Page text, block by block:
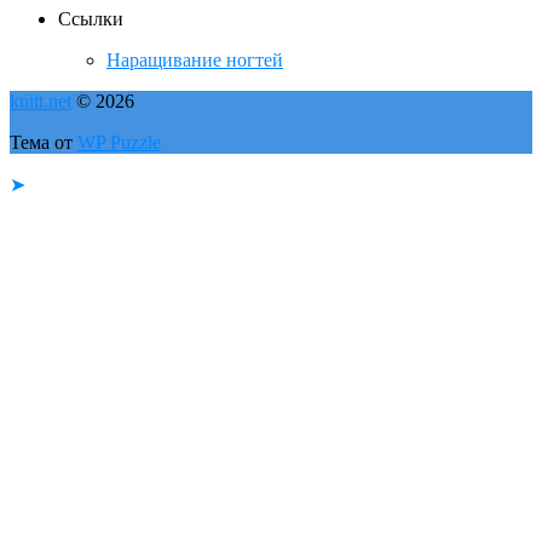
Ссылки
Наращивание ногтей
knitt.net © 2026
Тема от WP Puzzle
➤